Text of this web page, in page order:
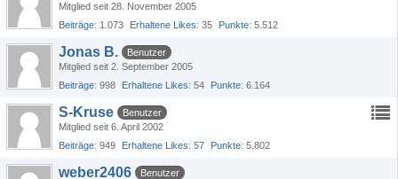
Mitglied seit 28. November 2005
Beiträge 1.073 Erhaltene Likes 35 Punkte 5.512
Jonas B.
Benutzer
Mitglied seit 2. September 2005
Beiträge 998 Erhaltene Likes 54 Punkte 6.164
S-Kruse
Benutzer
Mitglied seit 6. April 2002
Beiträge 949 Erhaltene Likes 57 Punkte 5.802
weber2406
Benutzer